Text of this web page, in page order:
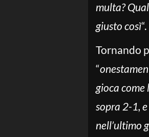
multa?
giusto così“.
Tornando
“
gioca come
sopra 2-1,
nell’ultimo